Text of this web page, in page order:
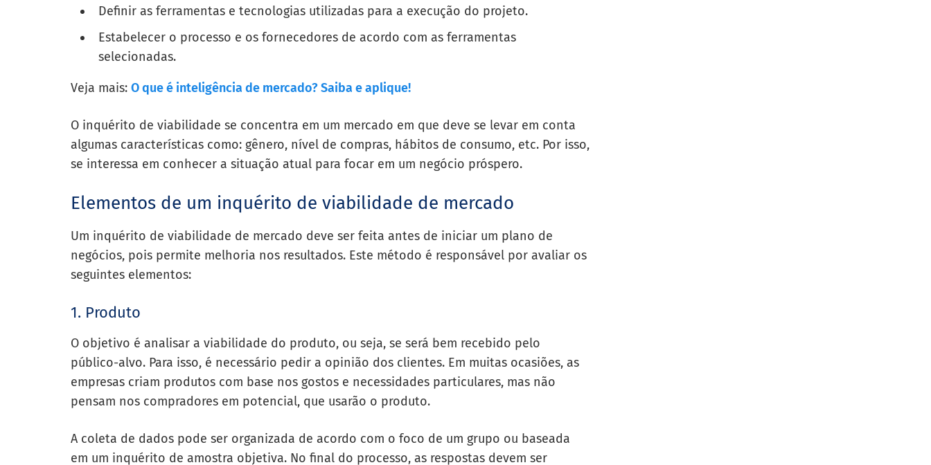
Definir as ferramentas e tecnologias utilizadas para a execução do projeto.
Estabelecer o processo e os fornecedores de acordo com as ferramentas
selecionadas.
Veja mais: O que é inteligência de mercado? Saiba e aplique!
O inquérito de viabilidade se concentra em um mercado em que deve se levar em conta
algumas características como: gênero, nível de compras, hábitos de consumo, etc. Por isso,
se interessa em conhecer a situação atual para focar em um negócio próspero.
Elementos de um inquérito de viabilidade de mercado
Um inquérito de viabilidade de mercado deve ser feita antes de iniciar um plano de
negócios, pois permite melhoria nos resultados. Este método é responsável por avaliar os
seguintes elementos:
1. Produto
O objetivo é analisar a viabilidade do produto, ou seja, se será bem recebido pelo
público-alvo. Para isso, é necessário pedir a opinião dos clientes. Em muitas ocasiões, as
empresas criam produtos com base nos gostos e necessidades particulares, mas não
pensam nos compradores em potencial, que usarão o produto.
A coleta de dados pode ser organizada de acordo com o foco de um grupo ou baseada
em um inquérito de amostra objetiva. No final do processo, as respostas devem ser